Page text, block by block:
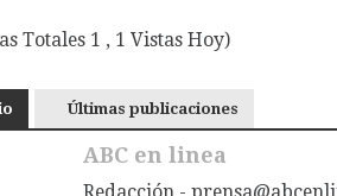
Totales 1 , 1 Vistas Hoy)
Últimas publicaciones
ABC en linea